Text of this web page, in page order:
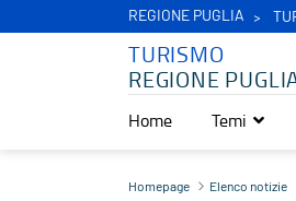
REGIONE PUGLIA
TURISMO
REGIONE
Home Temi
Cps e Spot, valide le comunicazioni
Homepage Elenco notizie